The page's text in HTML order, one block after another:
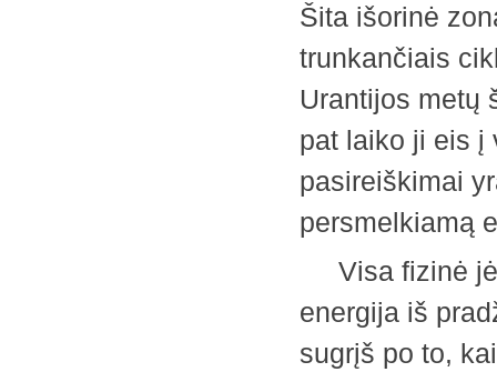
Šita išorinė
trunkančiais
Urantijos metų
pat laiko ji eis į
pasireiškimai
Visa fizinė
energija iš
sugrįš po to,